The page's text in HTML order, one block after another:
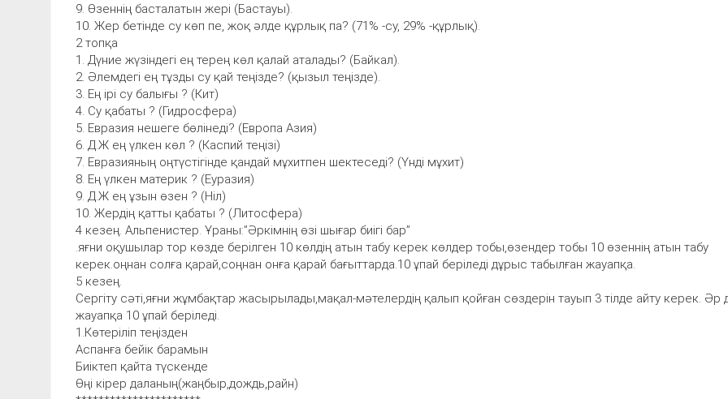
9. Өзеннің басталатын жері (Бастауы).
10. Жер бетінде су көп пе, жоқ әлде құрлық па? (71% -су, 29% -құрлық).
2 топқа
1. Дүние жүзіндегі ең терең көл қалай аталады? (Байкал).
2. Әлемдегі ең тұзды су қай теңізде? (қызыл теңізде).
3. Ең ірі су балығы ? (Кит)
4. Су қабаты ? (Гидросфера)
5. Евразия нешеге бөлінеді? (Европа Азия)
6. Д.Ж ең үлкен көл ? (Каспий теңізі)
7. Евразияның оңтүстігінде қандай мұхитпен шектеседі? (Үнді мұхит)
8. Ең үлкен материк ? (Еуразия)
9. Д.Ж ең ұзын өзен ? (Ніл)
10. Жердің қатты қабаты ? (Литосфера)
4 кезең. Альпенистер. Ұраны:”Әркімнің өзі шығар биігі бар”
.яғни оқушылар тор көзде берілген 10 көлдің атын табу керек көлдер тобы,өзендер тобы 10 өзеннің атын табу
керек.оңнан солға қарай,соңнан онға қарай бағыттарда.10 ұпай беріледі дұрыс табылған жауапқа.
5 кезең.
Сергіту сәті,яғни жұмбақтар жасырылады,мақал-мәтелердің қалып қойған сөздерін тауып 3 тілде айту керек. Әр
жауапқа 10 ұпай беріледі.
1.Көтеріліп теңізден
Аспанға бейік барамын
Биіктеп қайта түскенде
Өңі кірер даланың(жаңбыр,дождь,райн)